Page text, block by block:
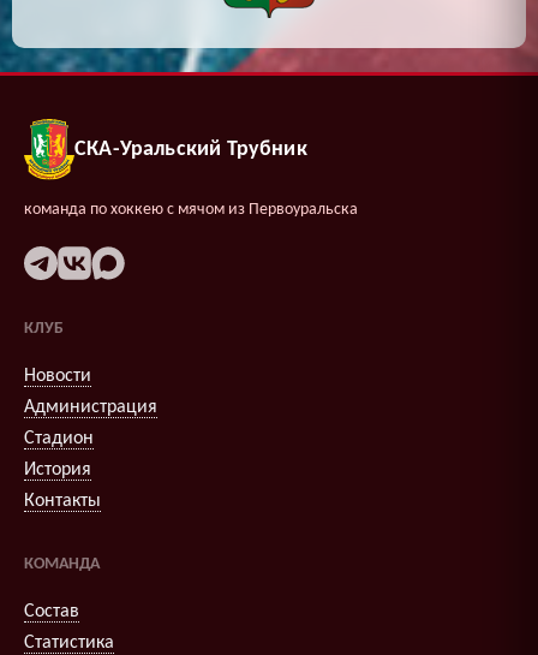
СКА-Уральский Трубник
команда по хоккею с мячом из Первоуральска
КЛУБ
Новости
Администрация
Стадион
История
Контакты
КОМАНДА
Состав
Статистика